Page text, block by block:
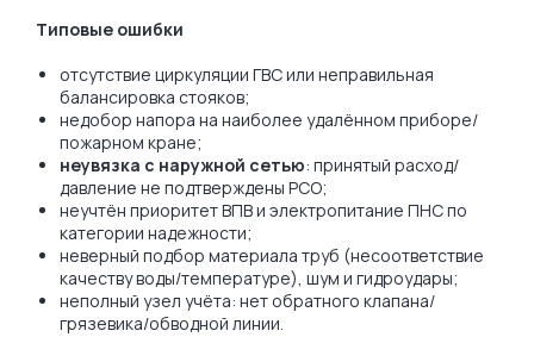
Типовые ошибки
отсутствие циркуляции ГВС или неправильная
балансировка стояков;
недобор напора на наиболее удалённом приборе/
пожарном кране;
неувязка с наружной сетью: принятый расход/
давление не подтверждены РСО;
неучтён приоритет ВПВ и электропитание ПНС по
категории надежности;
неверный подбор материала труб (несоответствие
качеству воды/температуре), шум и гидроудары;
неполный узел учёта: нет обратного клапана/
грязевика/обводной линии.